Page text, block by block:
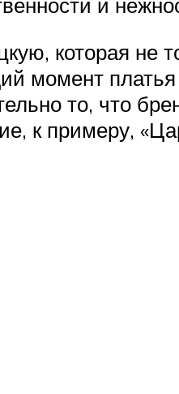
которая не
момент
то, что
к примеру,